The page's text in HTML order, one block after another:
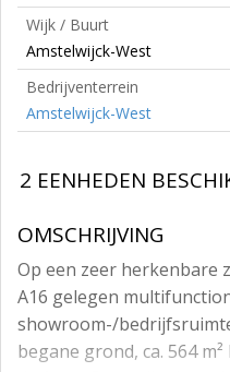
Wijk / Buurt
Amstelwijck-West
Bedrijventerrein
Amstelwijck-West
2 EENHEDEN
OMSCHRIJVING
Op een zeer herkenbare
A16 gelegen
showroom-/bedrijfsruimte
begane grond, ca. 564